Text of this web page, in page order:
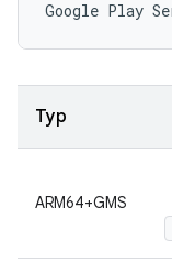
Typ
ARM64+GMS